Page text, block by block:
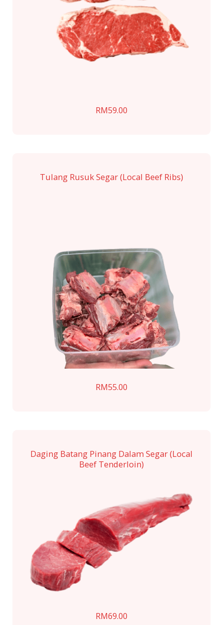
RM59.00
Tulang Rusuk Segar (Local Beef Ribs)
RM55.00
Daging Batang Pinang Dalam Segar (Local
Beef Tenderloin)
RM69.00